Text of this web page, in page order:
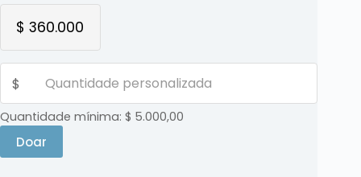
$ 360.000
$
Quantidade mínima: $ 5.000,00
Doar